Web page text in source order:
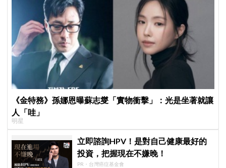
《金特務》孫娜恩曝蘇志燮「實物衝擊」：光是坐著就讓
人「哇」
明星
立即諮詢HPV！是對自己健康最好的
投資，把握現在不嫌晚！
PR・台灣癌症基金會